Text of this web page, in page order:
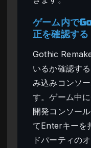
ゲーム内で
正を確認する
Gothic
いるか確認す
み込みコンソ
す。ゲーム中
開発コンソール
てEnterキーを
ドパーティの